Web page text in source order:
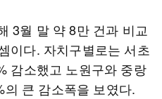
3월 말 약 8만 건과 비교
이다. 자치구별로는 서초
감소했고 노원구와 중랑
큰 감소폭을 보였다.